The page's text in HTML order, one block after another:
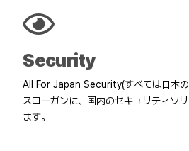
Security
All For Japan Security(すべては日本
スローガンに、国内のセキュリティソ
ます。